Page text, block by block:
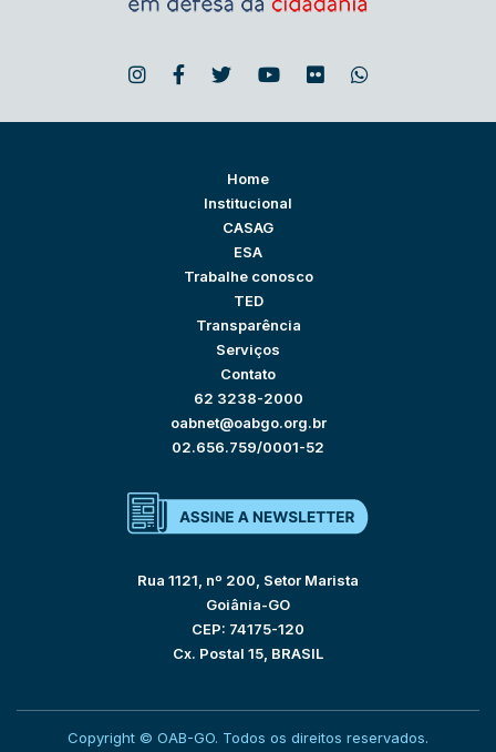
Home
Institucional
CASAG
ESA
Trabalhe conosco
TED
Transparência
Serviços
Contato
62 3238-2000
oabnet@oabgo.org.br
02.656.759/0001-52
Rua 1121, nº 200, Setor Marista
Goiânia-GO
CEP: 74175-120
Cx. Postal 15, BRASIL
Copyright © OAB-GO. Todos os direitos reservados.